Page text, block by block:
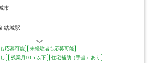
市
結城駅
応募可能
未経験者も応募可能
残業月10ｈ以下
住宅補助（手当）あり